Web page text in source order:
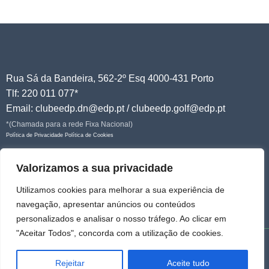
Valorizamos a sua privacidade
Utilizamos cookies para melhorar a sua experiência de
navegação, apresentar anúncios ou conteúdos
personalizados e analisar o nosso tráfego. Ao clicar em
"Aceitar Todos", concorda com a utilização de cookies.
Rejeitar Aceite tudo
Rua Sá da Bandeira, 562-2º Esq 4000-431 Porto
Tlf: 220 011 077*
Email: clubeedp.dn@edp.pt / clubeedp.golf@edp.pt
*(Chamada para a rede Fixa Nacional)
Política de Privacidade Política de Cookies